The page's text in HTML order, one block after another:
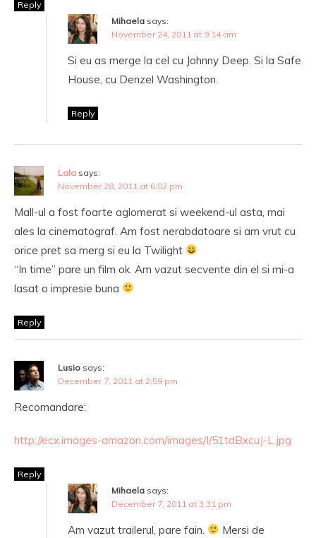
Reply
Mihaela says:
November 24, 2011 at 9:14 am
Si eu as merge la cel cu Johnny Deep. Si la Safe
House, cu Denzel Washington.
Reply
Lala says:
November 28, 2011 at 6:02 pm
Mall-ul a fost foarte aglomerat si weekend-ul asta, mai
ales la cinematograf. Am fost nerabdatoare si am vrut cu
orice pret sa merg si eu la Twilight
“In time” pare un film ok. Am vazut secvente din el si mi-a
lasat o impresie buna
Reply
Lusio says:
December 7, 2011 at 2:59 pm
Recomandare:
http://ecx.images-amazon.com/images/I/51tdBxcuJ-L.jpg
Reply
Mihaela says:
December 7, 2011 at 3:31 pm
Am vazut trailerul, pare fain. Mersi de